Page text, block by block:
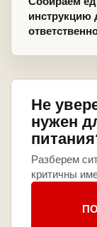
инструкцию
Не
нужен
Разберем
критичны